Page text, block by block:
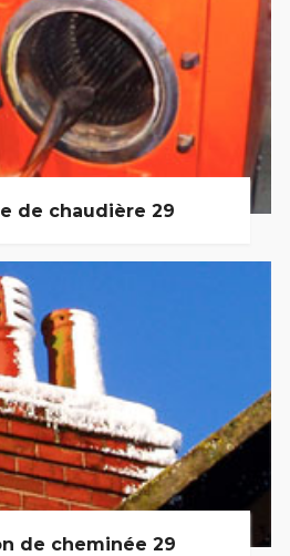
de chaudière 29
de cheminée 29